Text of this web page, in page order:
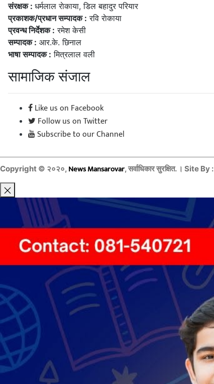
संरक्षक : धर्मलाल राेकाया, डिल बहादुर परियार
प्रकाशक/प्रधान सम्पादक : रवि राेकाया
प्रवन्ध निर्देशक : रमेश केसी
सम्पादक : आर.के. छिनाल
भाषा सम्पादक : मित्रलाल वली
सामाजिक संजाल
Like us on Facebook
Follow us on Twitter
Subscribe to our Channel
Copyright © २०२०, News Mansarovar, सर्वाधिकार सुरक्षित. । Site By :